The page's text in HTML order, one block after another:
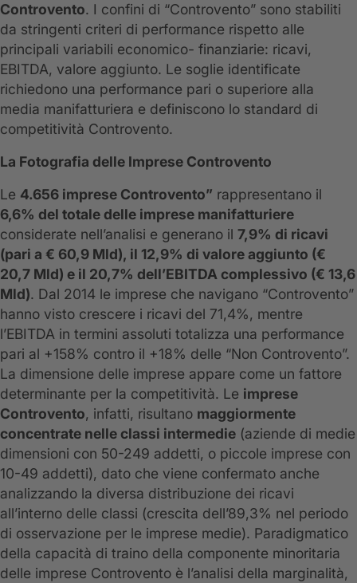
Controvento. I confini di “Controvento” sono stabiliti
da stringenti criteri di performance rispetto alle
principali variabili economico- finanziarie: ricavi,
EBITDA, valore aggiunto. Le soglie identificate
richiedono una performance pari o superiore alla
media manifatturiera e definiscono lo standard di
competitività Controvento.
La Fotografia delle Imprese Controvento
Le 4.656 imprese Controvento” rappresentano il
6,6% del totale delle imprese manifatturiere
considerate nell’analisi e generano il 7,9% di ricavi
(pari a € 60,9 Mld), il 12,9% di valore aggiunto (€
20,7 Mld) e il 20,7% dell’EBITDA complessivo (€ 13,6
Mld). Dal 2014 le imprese che navigano “Controvento”
hanno visto crescere i ricavi del 71,4%, mentre
l’EBITDA in termini assoluti totalizza una performance
pari al +158% contro il +18% delle “Non Controvento”.
La dimensione delle imprese appare come un fattore
determinante per la competitività. Le imprese
Controvento, infatti, risultano maggiormente
concentrate nelle classi intermedie (aziende di medie
dimensioni con 50-249 addetti, o piccole imprese con
10-49 addetti), dato che viene confermato anche
analizzando la diversa distribuzione dei ricavi
all’interno delle classi (crescita dell’89,3% nel periodo
di osservazione per le imprese medie). Paradigmatico
della capacità di traino della componente minoritaria
delle imprese Controvento è l’analisi della marginalità,